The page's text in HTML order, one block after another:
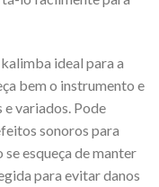
kalimba ideal para a
bem o instrumento e
variados. Pode
sonoros para
esqueça de manter
para evitar danos